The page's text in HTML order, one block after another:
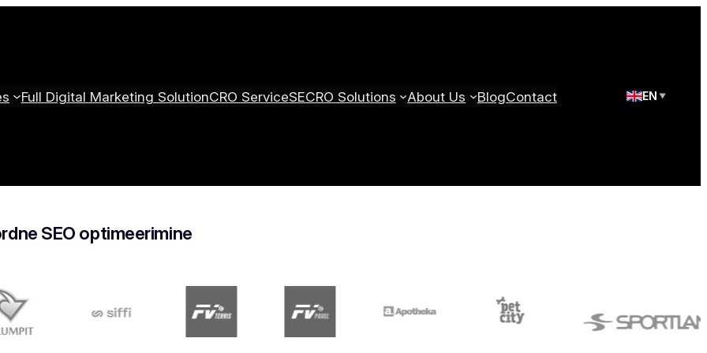
Full Digital Marketing SolutionCRO ServiceSECRO Solutions About Us BlogContact EN ▼
SEO optimeerimine